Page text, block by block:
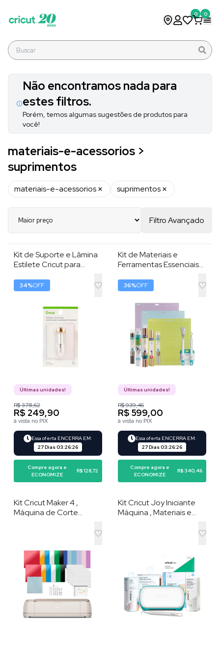
0 0
Não encontramos nada para
estes filtros.
Porém, temos algumas sugestões de produtos para
você!
materiais-e-acessorios >
suprimentos
materiais-e-acessorios suprimentos
Filtro Avançado
Kit de Suporte e Lâmina
Estilete Cricut para
mm , Prata
34%OFF
Últimas unidades!
R$ 378,62
R$ 249,90
à vista no PIX
Essa oferta ENCERRA EM:
27 Dias03:26:25
Compre agora e
ECONOMIZE
R$ 128,72
Kit de Materiais e
Ferramentas Essenciais
Explorer , Conjunto com
12 Itens para
Personalização
36%OFF
Últimas unidades!
R$ 939,46
R$ 599,00
à vista no PIX
Essa oferta ENCERRA EM:
27 Dias03:26:25
Compre agora e
ECONOMIZE
R$ 340,46
Kit Cricut Maker 4 ,
Máquina de Corte
Kit Cricut Joy Iniciante
Máquina , Materiais e